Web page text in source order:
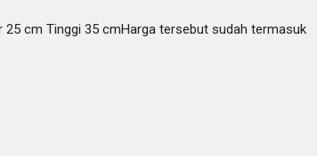
25 cm Tinggi 35 cmHarga tersebut sudah termasuk